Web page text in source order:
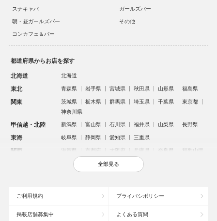
スナキャバ
ガールズバー
朝・昼ガールズバー
その他
コンカフェ＆バー
都道府県からお店を探す
北海道 北海道
東北 青森県 岩手県 宮城県 秋田県 山形県 福島県
関東 茨城県 栃木県 群馬県 埼玉県 千葉県
東京都
神奈川県
甲信越・北陸 新潟県 富山県 石川県 福井県 山梨県 長野県
東海 岐阜県 静岡県 愛知県 三重県
関西 滋賀県 京都府 大阪府 兵庫県 奈良県 和歌山県
鳥取県 島根県 岡山県 広島県
沖縄県
全部見る
ご利用規約 プライバシポリシー
掲載店舗募集中 よくある質問